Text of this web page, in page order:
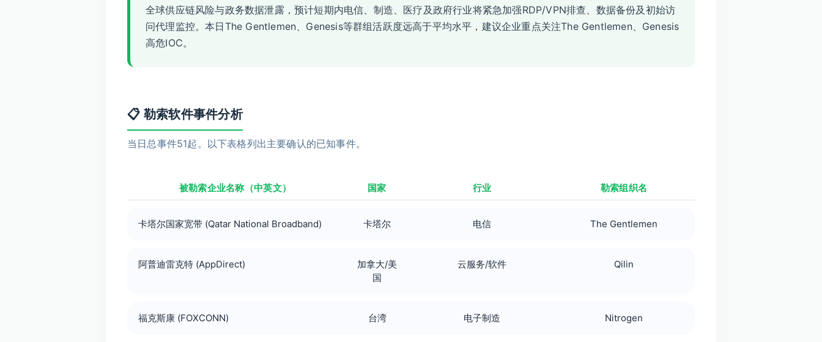
全球供应链风险与政务数据泄露，预计短期内电信、制造、医疗及政府行业将紧急加强RDP/VPN排查、数据备份及初始访
问代理监控。本日The Gentlemen、Genesis等群组活跃度远高于平均水平，建议企业重点关注The Gentlemen、Genesis
高危IOC。
📋 勒索软件事件分析
当日总事件51起。以下表格列出主要确认的已知事件。
被勒索企业名称（中英文） 国家 行业 勒索组织名
卡塔尔国家宽带 (Qatar National Broadband) 卡塔尔 电信 The Gentlemen
阿普迪雷克特 (AppDirect)
加拿大/美
国
云服务/软件 Qilin
福克斯康 (FOXCONN) 台湾 电子制造 Nitrogen